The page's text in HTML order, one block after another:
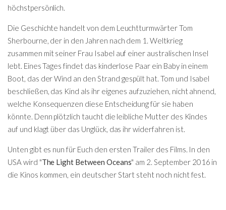
höchstpersönlich.
Die Geschichte handelt von dem Leuchtturmwärter Tom
Sherbourne, der in den Jahren nach dem 1. Weltkrieg
zusammen mit seiner Frau Isabel auf einer australischen Insel
lebt. Eines Tages findet das kinderlose Paar ein Baby in einem
Boot, das der Wind an den Strand gespült hat. Tom und Isabel
beschließen, das Kind als ihr eigenes aufzuziehen, nicht ahnend,
welche Konsequenzen diese Entscheidung für sie haben
könnte. Denn plötzlich taucht die leibliche Mutter des Kindes
auf und klagt über das Unglück, das ihr widerfahren ist.
Unten gibt es nun für Euch den ersten Trailer des Films. In den
USA wird "The Light Between Oceans" am 2. September 2016 in
die Kinos kommen, ein deutscher Start steht noch nicht fest.